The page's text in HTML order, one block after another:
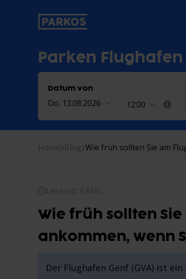
Parken Flughafen
Datum von
Do. 13.08.2026 12:00
Home Blog Wie früh sollten Sie am
Lesezeit: 6 Min.
Wie früh sollten
ankommen, wenn
Der Flughafen Genf (GVA) ist